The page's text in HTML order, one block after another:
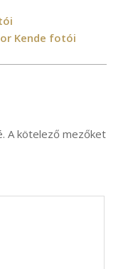
Kende fotói
A kötelező mezőket